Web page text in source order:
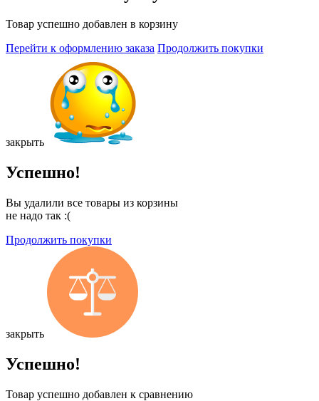
Товар успешно добавлен в корзину
Перейти к оформлению заказа Продолжить покупки
закрыть
Успешно!
Вы удалили все товары из корзины
не надо так :(
Продолжить покупки
закрыть
Успешно!
Товар успешно добавлен к сравнению